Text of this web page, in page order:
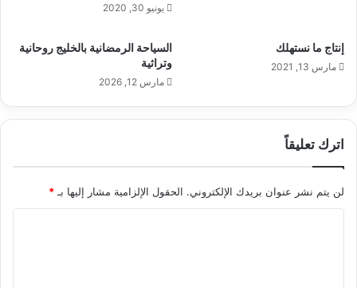
يونيو 30, 2020
إنتاج ما نستهلك
مارس 13, 2021
السياحة الرمضانية بالخليج روحانية
وتراثية
مارس 12, 2026
اترك تعليقاً
لن يتم نشر عنوان بريدك الإلكتروني. الحقول الإلزامية مشار إليها بـ *